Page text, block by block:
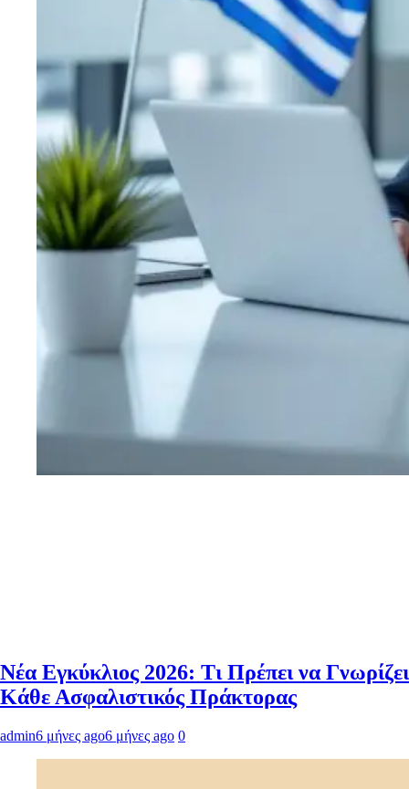
Νέα Εγκύκλιος 2026: Τι Πρέπει να Γνωρίζει
Κάθε Ασφαλιστικός Πράκτορας
admin6 μήνες ago6 μήνες ago 0